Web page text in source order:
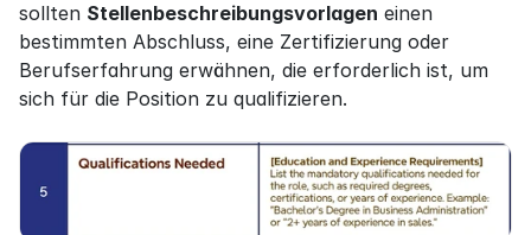
sollten Stellenbeschreibungsvorlagen einen
bestimmten Abschluss, eine Zertifizierung oder
Berufserfahrung erwähnen, die erforderlich ist, um
sich für die Position zu qualifizieren.